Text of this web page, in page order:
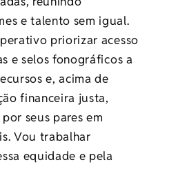
e talento sem igual.
priorizar acesso
e selos fonográficos a
e, acima de
financeira justa,
seus pares em
Vou trabalhar
equidade e pela